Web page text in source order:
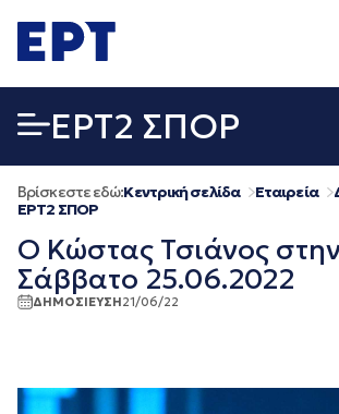
σε
περιεχόμενο
EΡΤ2 ΣΠΟΡ
Βρίσκεστε εδώ:Κεντρική σελίδα Εταιρεία
EΡΤ2 ΣΠΟΡ
Ο Κώστας Τσιάνος
Σάββατο 25.06.2022
ΔΗΜΟΣΙΕΥΣΗ21/06/22